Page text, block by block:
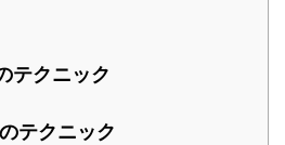
テクニック
テクニック